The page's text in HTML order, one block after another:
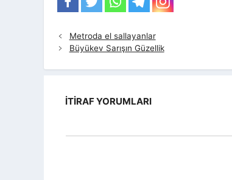
Metroda el sallayanlar
Büyükev Sarışın Güzellik
İTIRAF YORUMLARI